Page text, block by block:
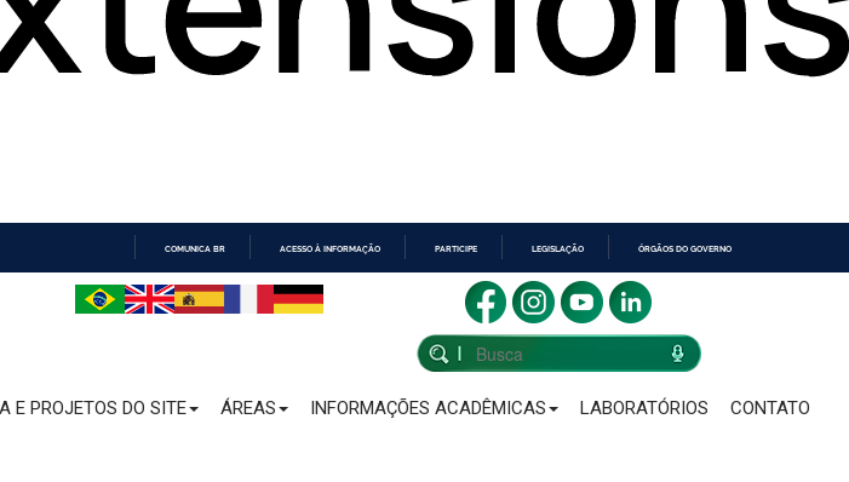
COMUNICA BR ACESSO À INFORMAÇÃO PARTICIPE LEGISLAÇÃO ÓRGÃOS DO GOVERNO
E PROJETOS DO SITE ÁREAS INFORMAÇÕES ACADÊMICAS LABORATÓRIOS CONTATO